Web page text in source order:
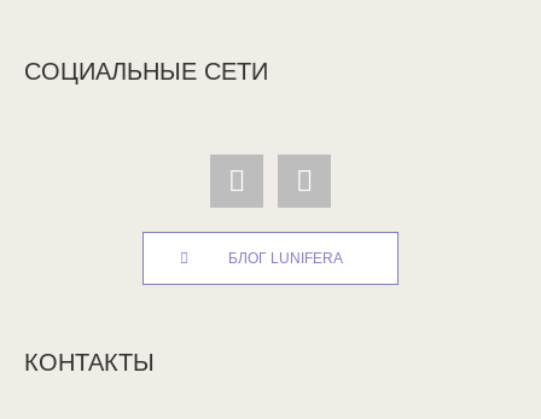
СОЦИАЛЬНЫЕ СЕТИ
БЛОГ LUNIFERA
КОНТАКТЫ